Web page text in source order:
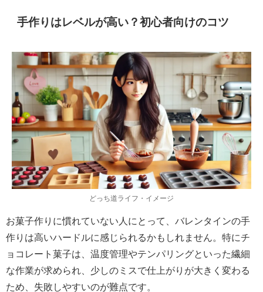
手作りはレベルが高い？初心者向けのコツ
どっち道ライフ・イメージ
お菓子作りに慣れていない人にとって、バレンタインの手
作りは高いハードルに感じられるかもしれません。特にチ
ョコレート菓子は、温度管理やテンパリングといった繊細
な作業が求められ、少しのミスで仕上がりが大きく変わる
ため、失敗しやすいのが難点です。